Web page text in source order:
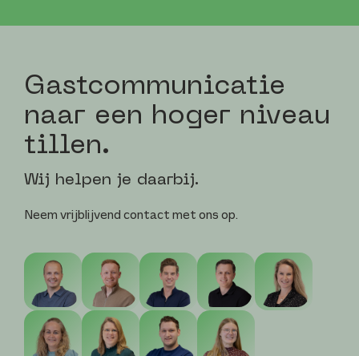
Gast­communicatie
naar een hoger niveau
tillen.
Wij helpen je daarbij.
Neem vrijblijvend contact met ons op.